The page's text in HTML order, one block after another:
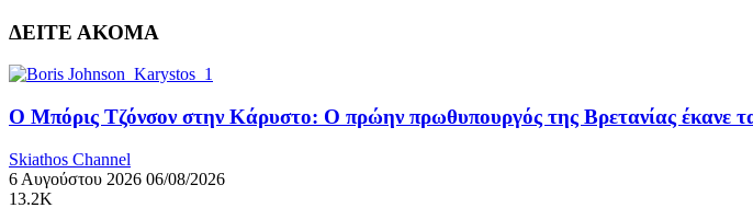
ΔΕΙΤΕ ΑΚΟΜΑ
Ο Μπόρις Τζόνσον στην Κάρυστο: Ο πρώην πρωθυπουργός της Βρετανίας έκανε
Skiathos Channel
6 Αυγούστου 2026 06/08/2026
13.2K